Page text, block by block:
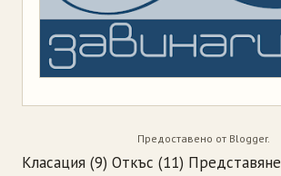
Предоставено от Blogger.
Класация (9) Откъс (11) Представяне